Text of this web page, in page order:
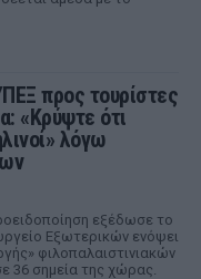
προς τουρίστες
«Κρύψτε ότι
λόγω
εξέδωσε το
Εξωτερικών ενόψει
φιλοπαλαιστινιακών
36 σημεία της χώρας.